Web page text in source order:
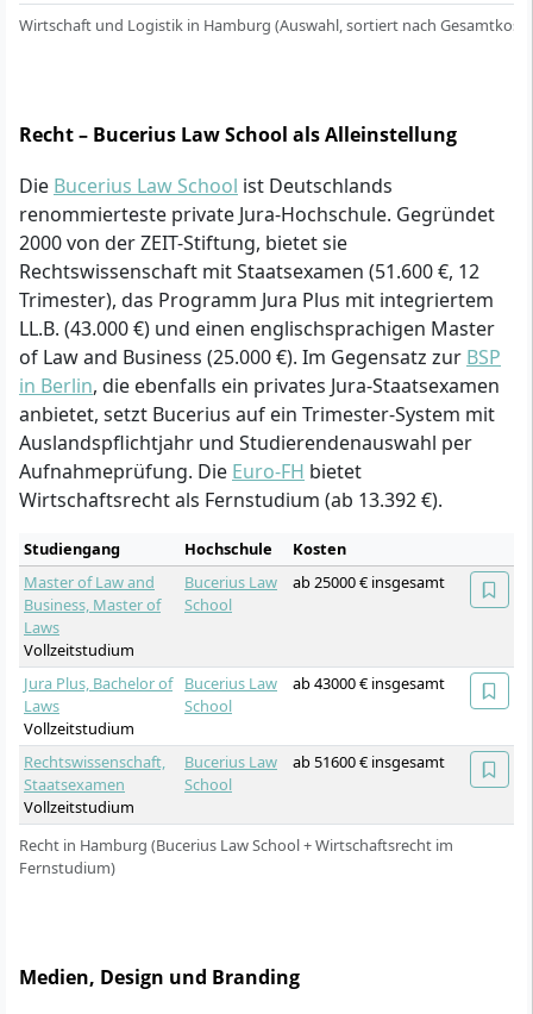
Wirtschaft und Logistik in Hamburg (Auswahl, sortiert nach
Recht – Bucerius Law School als Alleinstellung
Die Bucerius Law School ist Deutschlands
renommierteste private Jura-Hochschule. Gegründet
2000 von der ZEIT-Stiftung, bietet sie
Rechtswissenschaft mit Staatsexamen (51.600 €, 12
Trimester), das Programm Jura Plus mit integriertem
LL.B. (43.000 €) und einen englischsprachigen Master
of Law and Business (25.000 €). Im Gegensatz zur BSP
in Berlin, die ebenfalls ein privates Jura-Staatsexamen
anbietet, setzt Bucerius auf ein Trimester-System mit
Auslandspflichtjahr und Studierendenauswahl per
Aufnahmeprüfung. Die Euro-FH bietet
Wirtschaftsrecht als Fernstudium (ab 13.392 €).
Recht in Hamburg (Bucerius Law School + Wirtschaftsrecht im
Fernstudium)
Studiengang Hochschule
Kosten
Master of Law and
Business, Master of
Laws
Vollzeitstudium
Bucerius Law
School
ab 25000 € insgesamt
Jura Plus, Bachelor of
Laws
Vollzeitstudium
Bucerius Law
School
ab 43000 € insgesamt
Rechtswissenschaft,
Staatsexamen
Vollzeitstudium
Bucerius Law
School
ab 51600 € insgesamt
Medien, Design und Branding